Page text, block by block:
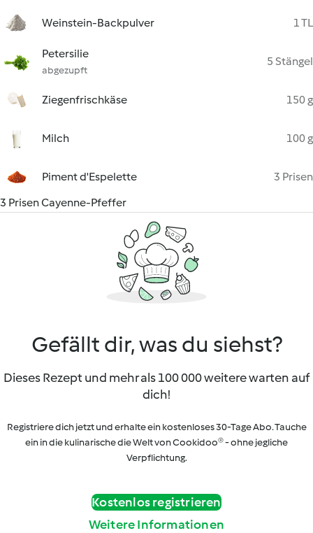
Weinstein-Backpulver 1 TL
Petersilie
abgezupft
5 Stängel
Ziegenfrischkäse 150 g
Milch 100 g
Piment d'Espelette
3 Prisen
3 Prisen Cayenne-Pfeffer
Gefällt dir, was du siehst?
Dieses Rezept und mehr als 100 000 weitere warten auf
dich!
Registriere dich jetzt und erhalte ein kostenloses 30-Tage Abo. Tauche
ein in die kulinarische die Welt von Cookidoo® - ohne jegliche
Verpflichtung.
Kostenlos registrieren
Weitere Informationen